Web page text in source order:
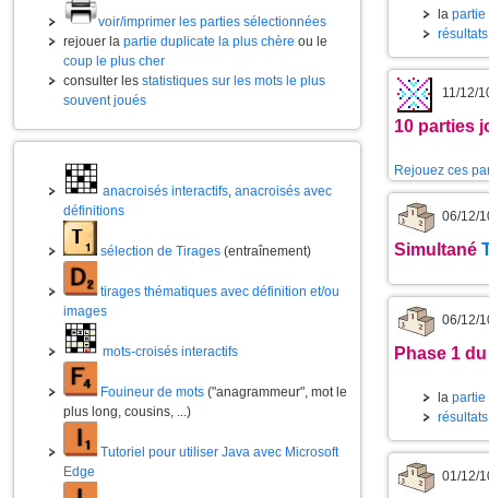
voir/imprimer les parties sélectionnées
rejouer la partie duplicate la plus chère ou le
coup le plus cher
consulter les statistiques sur les mots le plus
souvent joués
anacroisés interactifs, anacroisés avec
définitions
sélection de Tirages (entraînement)
tirages thématiques avec définition et/ou
images
mots-croisés interactifs
Fouineur de mots ("anagrammeur", mot le
plus long, cousins, ...)
Tutoriel pour utiliser Java avec Microsoft
Edge
la partie
11/12/
10 parties
Rejouez ces
06/12/
Simultané
06/12/
Phase 1
la partie
01/12/